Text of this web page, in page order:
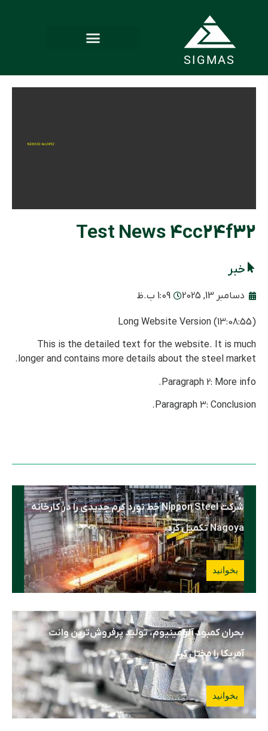
SIGMAS
Test News 4cc24f32
خبر
دسامبر 13, 2025 1:09 ب.ظ
Long Website Version (13:08:55)
This is the detailed text for the website. It is much
longer and contains more details about the steel market.
Paragraph 2: More info.
Paragraph 3: Conclusion.
شرکت Nippon Steel خط نورد گرم جدیدی را در کارخانه
Nagoya تکمیل کرد
بخوانید
بحران کمبود آلومینیوم، تولید پرفروش‌ترین وانت
آمریکا را مختل کرد
بخوانید